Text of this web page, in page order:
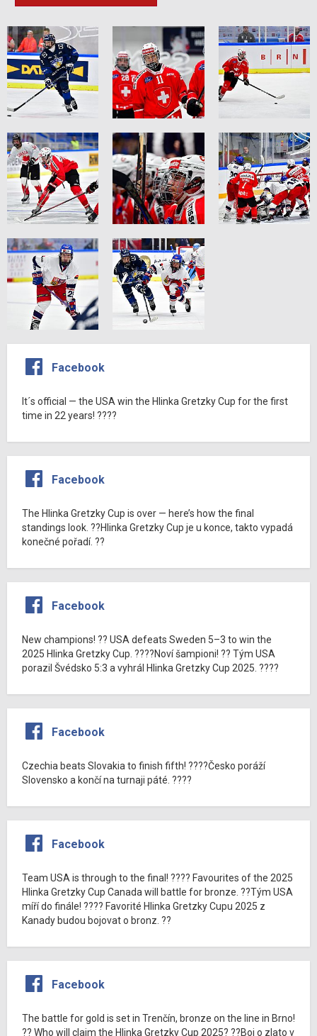
Facebook
It´s official — the USA win the Hlinka Gretzky Cup for the first
time in 22 years! ????
Facebook
The Hlinka Gretzky Cup is over — here’s how the final
standings look. ??Hlinka Gretzky Cup je u konce, takto vypadá
konečné pořadí. ??
Facebook
New champions! ?? USA defeats Sweden 5–3 to win the
2025 Hlinka Gretzky Cup. ????Noví šampioni! ?? Tým USA
porazil Švédsko 5:3 a vyhrál Hlinka Gretzky Cup 2025. ????
Facebook
Czechia beats Slovakia to finish fifth! ????Česko poráží
Slovensko a končí na turnaji páté. ????
Facebook
Team USA is through to the final! ???? Favourites of the 2025
Hlinka Gretzky Cup Canada will battle for bronze. ??Tým USA
míří do finále! ???? Favorité Hlinka Gretzky Cupu 2025 z
Kanady budou bojovat o bronz. ??
Facebook
The battle for gold is set in Trenčín, bronze on the line in Brno!
?? Who will claim the Hlinka Gretzky Cup 2025? ??Boj o zlato v